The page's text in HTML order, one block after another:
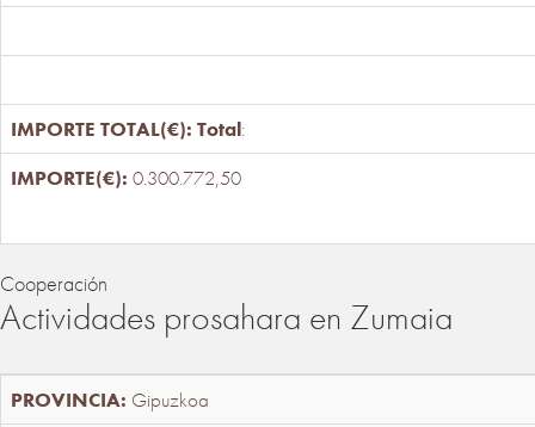
Total:
0.300.772,50
Cooperación
Actividades prosahara en Zumaia
Gipuzkoa